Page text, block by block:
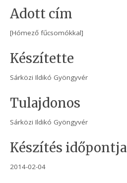
Adott cím
[Hómező fűcsomókkal]
Készítette
Sárközi Ildikó Gyöngyvér
Tulajdonos
Sárközi Ildikó Gyöngyvér
Készítés időpontja
2014-02-04